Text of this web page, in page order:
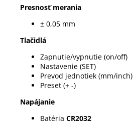
Presnosť merania
± 0,05 mm
Tlačidlá
Zapnutie/vypnutie (on/off)
Nastavenie (SET)
Prevod jednotiek (mm/inch)
Preset (+ -)
Napájanie
Batéria CR2032